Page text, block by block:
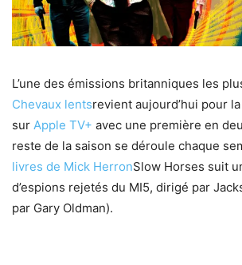
L’une des émissions britanniques les
Chevaux lentsrevient aujourd’hui pour
sur Apple TV+ avec une première en
reste de la saison se déroule chaque
livres de Mick HerronSlow Horses suit
d’espions rejetés du MI5, dirigé par
par Gary Oldman).